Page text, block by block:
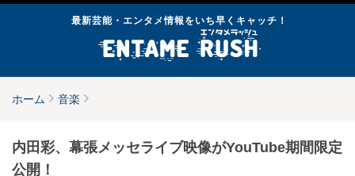
最新芸能・エンタメ情報をいち早くキャッチ！
ホーム 音楽
内田彩、幕張メッセライブ映像がYouTube期間限定
公開！